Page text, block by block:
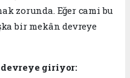
zorunda. Eğer cami bu
bir mekân devreye
devreye giriyor: